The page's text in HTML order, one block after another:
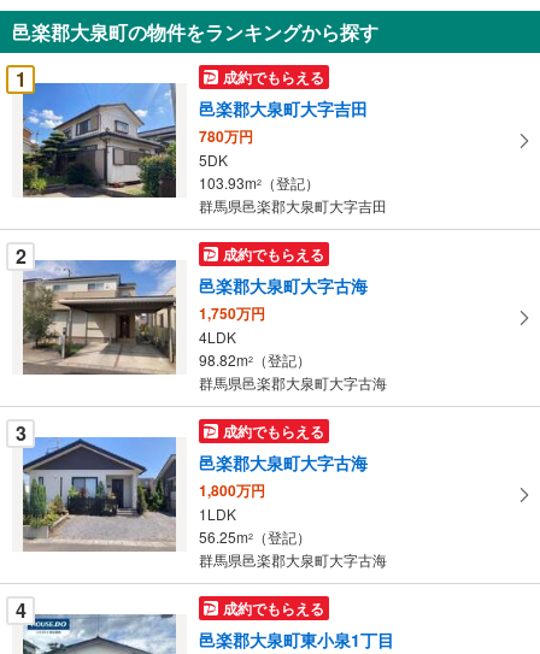
知
を
受
け
取
る
・
条
件
を
マ
イ
ペ
ー
に
保
存
す
る
邑楽郡大泉町の物件をランキングから探す
1
成約でもらえる
邑楽郡大泉町大字吉田
780万円
5DK
103.93m2
（登記）
群馬県邑楽郡大泉町大字吉田
2 成約でもらえる
邑楽郡大泉町大字古海
1,750万円
4LDK
98.82m2
（登記）
群馬県邑楽郡大泉町大字古海
3 成約でもらえる
邑楽郡大泉町大字古海
1,800万円
1LDK
56.25m2
（登記）
群馬県邑楽郡大泉町大字古海
4 成約でもらえる
邑楽郡大泉町東小泉1丁目